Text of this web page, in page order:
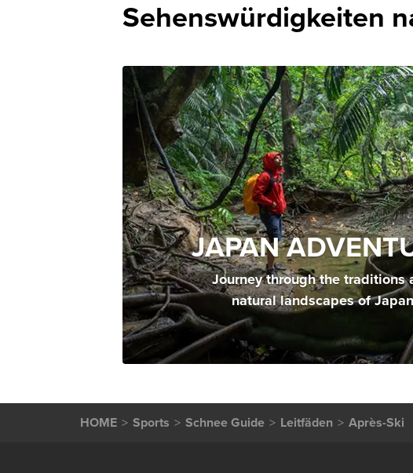
Sehenswürdigkeiten
JAPAN
Journey through the traditions
natural landscapes of Japan
HOME Sports Schnee Guide Leitfäden Après-Ski